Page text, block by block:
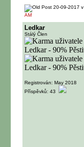
20-09-2017 v
AM
Ledkar
Stálý Člen
Registrován: May 2018
Příspěvků: 43